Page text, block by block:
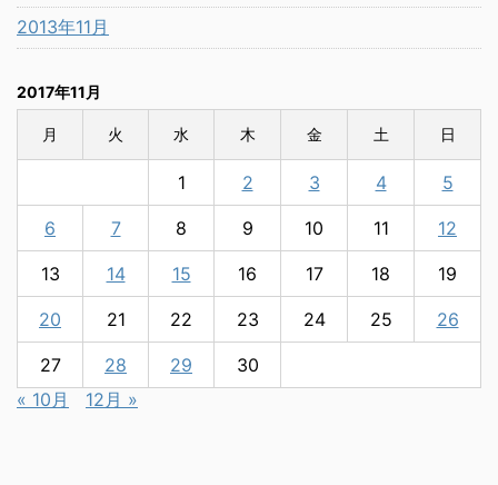
2013年11月
2017年11月
月 火 水 木 金 土 日
1 2 3 4 5
6 7 8 9 10 11 12
13 14 15 16 17 18 19
20 21 22 23 24 25 26
27 28 29
30
« 10月
12月 »